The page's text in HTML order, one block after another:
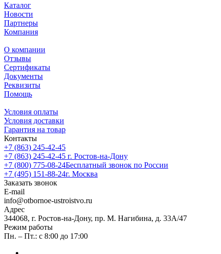
Каталог
Новости
Партнеры
Компания
О компании
Отзывы
Сертификаты
Документы
Реквизиты
Помощь
Условия оплаты
Условия доставки
Гарантия на товар
Контакты
+7 (863) 245-42-45
+7 (863) 245-42-45 г. Ростов-на-Дону
+7 (800) 775-08-24Бесплатный звонок по России
+7 (495) 151-88-24г. Москва
Заказать звонок
E-mail
info@otbornoe-ustroistvo.ru
Адрес
344068, г. Ростов-на-Дону, пр. М. Нагибина, д. 33А/47
Режим работы
Пн. – Пт.: с 8:00 до 17:00